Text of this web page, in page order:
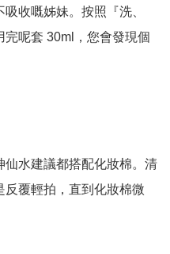
收嘅姊妹。按照『洗、
呢套 30ml，您會發現個
仙水建議都搭配化妝棉。清
覆輕拍，直到化妝棉微